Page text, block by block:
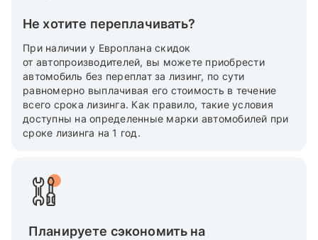
Не хотите переплачивать?
При наличии у Европлана скидок
от автопроизводителей, вы можете приобрести
автомобиль без переплат за лизинг, по сути
равномерно выплачивая его стоимость в течение
всего срока лизинга. Как правило, такие условия
доступны на определенные марки автомобилей при
сроке лизинга на 1 год.
Планируете сэкономить на